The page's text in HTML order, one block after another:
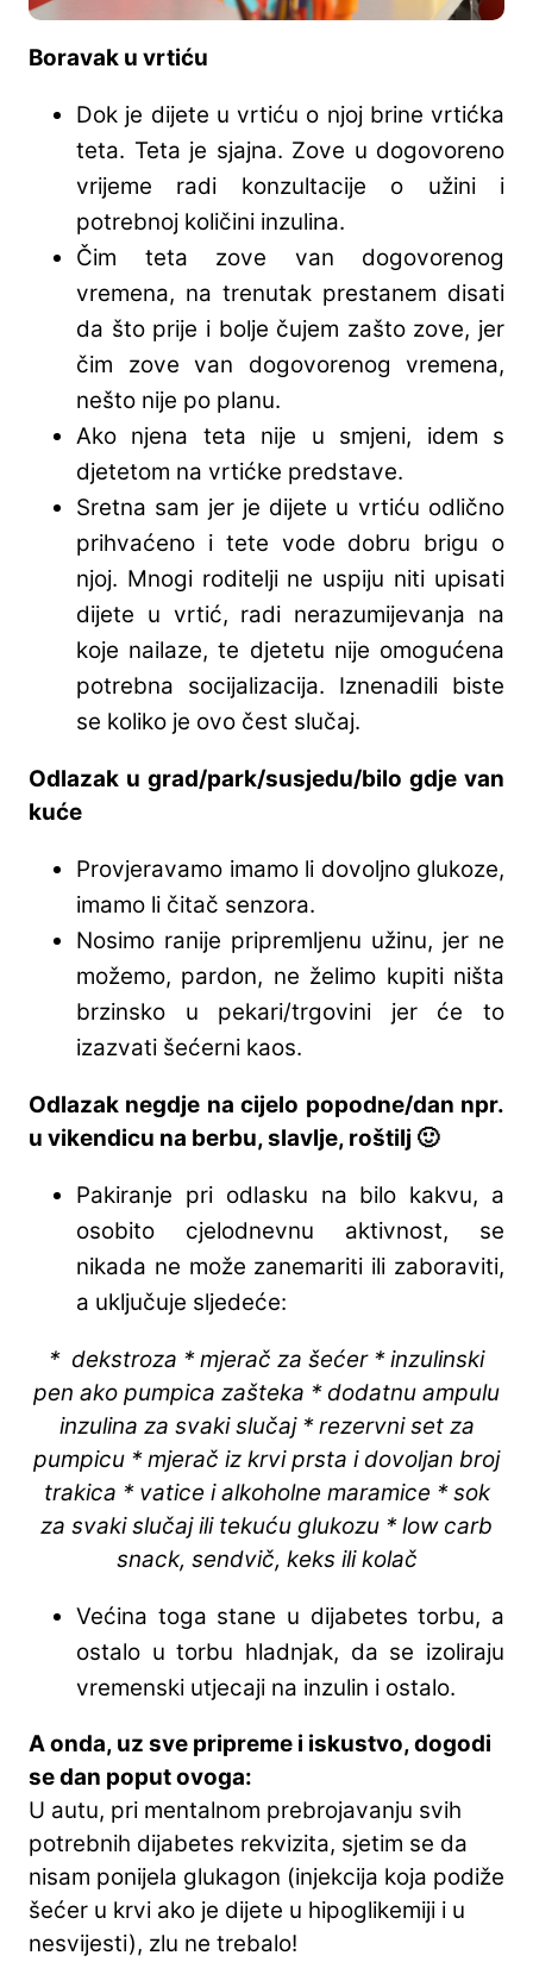
Boravak u vrtiću
Dok je dijete u vrtiću o njoj brine vrtićka
teta. Teta je sjajna. Zove u dogovoreno
vrijeme radi konzultacije o užini i
potrebnoj količini inzulina.
Čim teta zove van dogovorenog
vremena, na trenutak prestanem disati
da što prije i bolje čujem zašto zove, jer
čim zove van dogovorenog vremena,
nešto nije po planu.
Ako njena teta nije u smjeni, idem s
djetetom na vrtićke predstave.
Sretna sam jer je dijete u vrtiću odlično
prihvaćeno i tete vode dobru brigu o
njoj. Mnogi roditelji ne uspiju niti upisati
dijete u vrtić, radi nerazumijevanja na
koje nailaze, te djetetu nije omogućena
potrebna socijalizacija. Iznenadili biste
se koliko je ovo čest slučaj.
Odlazak u grad/park/susjedu/bilo gdje van
kuće
Provjeravamo imamo li dovoljno glukoze,
imamo li čitač senzora.
Nosimo ranije pripremljenu užinu, jer ne
možemo, pardon, ne želimo kupiti ništa
brzinsko u pekari/trgovini jer će to
izazvati šećerni kaos.
Odlazak negdje na cijelo popodne/dan npr.
u vikendicu na berbu, slavlje, roštilj 🙂
Pakiranje pri odlasku na bilo kakvu, a
osobito cjelodnevnu aktivnost, se
nikada ne može zanemariti ili zaboraviti,
a uključuje sljedeće:
* dekstroza * mjerač za šećer * inzulinski
pen ako pumpica zašteka * dodatnu ampulu
inzulina za svaki slučaj * rezervni set za
pumpicu * mjerač iz krvi prsta i dovoljan broj
trakica * vatice i alkoholne maramice * sok
za svaki slučaj ili tekuću glukozu * low carb
snack, sendvič, keks ili kolač
Većina toga stane u dijabetes torbu, a
ostalo u torbu hladnjak, da se izoliraju
vremenski utjecaji na inzulin i ostalo.
A onda, uz sve pripreme i iskustvo, dogodi
se dan poput ovoga:
U autu, pri mentalnom prebrojavanju svih
potrebnih dijabetes rekvizita, sjetim se da
nisam ponijela glukagon (injekcija koja podiže
šećer u krvi ako je dijete u hipoglikemiji i u
nesvijesti), zlu ne trebalo!